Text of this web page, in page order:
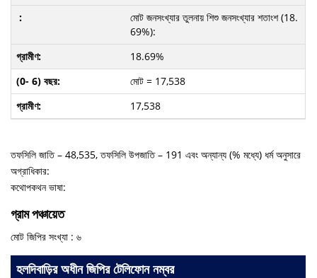
মোট জনসংখ্যার তুলনায় শিশু জনসংখ্যার শতাংশ (18.
69%):
18.69%
মোট = 17,538
17,538
তফসিলি জাতি – 48,535, তফসিলি উপজাতি – 191 এবং অন্যান্য (% মধ্যে) ধর্ম অনুসারে
অগ্রাধিকার:
কথোপকথন ভাষা:
গ্রাম পঞ্চায়েত
মোট জিপির সংখ্যা : ৬
হলদিবাড়ির অধীন জিপির টেলিফোন নম্বর